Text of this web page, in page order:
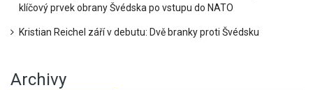
klíčový prvek obrany Švédska po vstupu do NATO
Kristian Reichel září v debutu: Dvě branky proti Švédsku
Archivy